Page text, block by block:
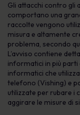
Gli attacchi contro gli
comportano una
raccolte vengono
misura e altamente
problema, secondo
L’avviso contiene
informatici in più
informatici che
telefono (Vishing) e
utilizzate per rubare i
aggirare le misure di